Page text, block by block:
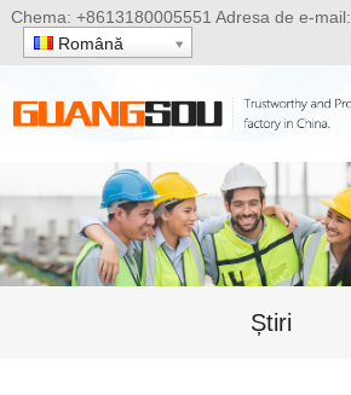
Chema: +8613180005551 Adresa de e-mail:
Română
Știri